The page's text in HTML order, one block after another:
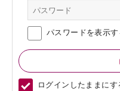
パスワードを表示す
ログインしたままにす